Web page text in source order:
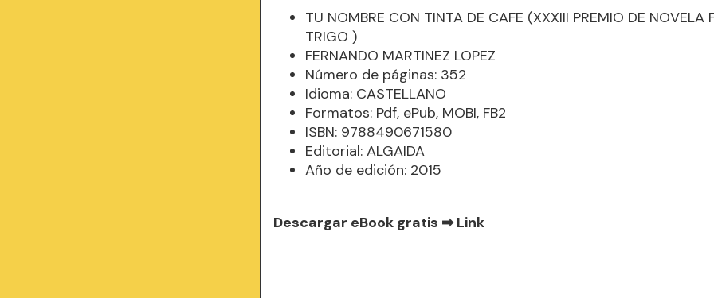
TU NOMBRE CON TINTA DE CAFE (XXXIII PREMIO DE NOVELA
TRIGO )
FERNANDO MARTINEZ LOPEZ
Número de páginas: 352
Idioma: CASTELLANO
Formatos: Pdf, ePub, MOBI, FB2
ISBN: 9788490671580
Editorial: ALGAIDA
Año de edición: 2015
Descargar eBook gratis ➡Link